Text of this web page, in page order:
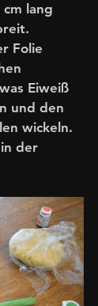
lang
Folie
Eiweiß
und den
wickeln.
der